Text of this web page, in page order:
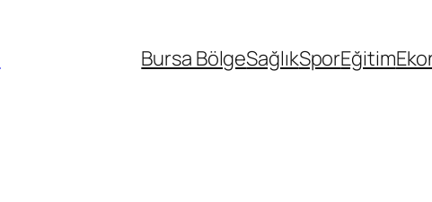
Bursa BölgeSağlıkSporEğitim